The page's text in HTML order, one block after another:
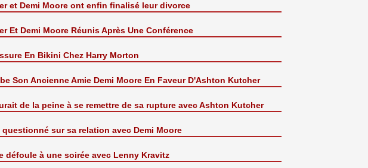
et Demi Moore ont enfin finalisé leur divorce
Et Demi Moore Réunis Après Une Conférence
En Bikini Chez Harry Morton
Son Ancienne Amie Demi Moore En Faveur D'Ashton Kutcher
de la peine à se remettre de sa rupture avec Ashton Kutcher
questionné sur sa relation avec Demi Moore
défoule à une soirée avec Lenny Kravitz